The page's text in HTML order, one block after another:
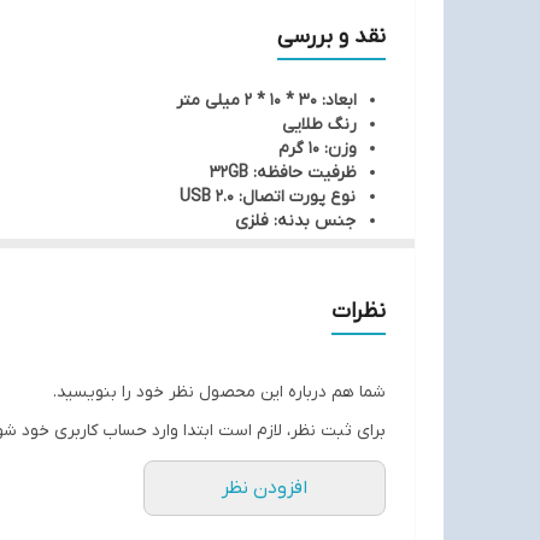
نقد و بررسی
ابعاد: 30 * 10 * 2 میلی متر
رنگ طلایی
وزن: 10 گرم
ظرفیت حافظه: 32GB
نوع پورت اتصال: USB 2.0
جنس بدنه: فلزی
نظرات
شما هم درباره این محصول نظر خود را بنویسید.
برای ثبت نظر، لازم است ابتدا وارد حساب کاربری خود
افزودن نظر